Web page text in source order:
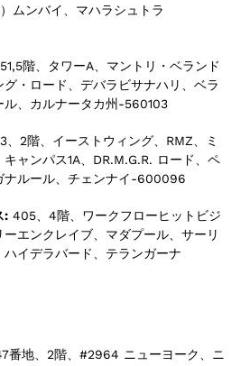
ムンバイ、マハラシュトラ
51,5階、タワーA、マントリ・ベランド
グ・ロード、デバラビサナハリ、ベラ
ル、カルナータカ州-560103
、2階、イーストウィング、RMZ、ミ
ャンパス1A、DR.M.G.R. ロード、ペ
ナルール、チェンナイ-600096
: 405、4階、ワークフローヒットビジ
エンクレイブ、マダプール、サーリ
イデラバード、テランガーナ
番地、2階、#2964 ニューヨーク、ニ